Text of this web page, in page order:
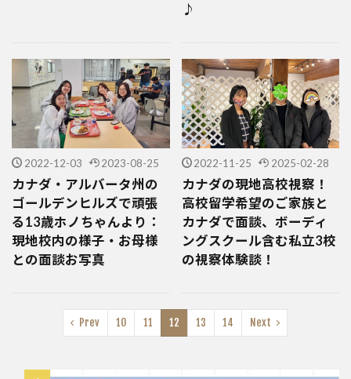
♪
2022-12-03 2023-08-25
カナダ・アルバータ州の
ゴールデンヒルズで頑張
る13歳ホノちゃんより：
現地校内の様子・お母様
との面談お写真
2022-11-25 2025-02-28
カナダの現地高校視察！
高校留学希望のご家族と
カナダで面談、ボーディ
ングスクール含む私立3校
の視察体験談！
Prev 10 11 12 13 14 Next